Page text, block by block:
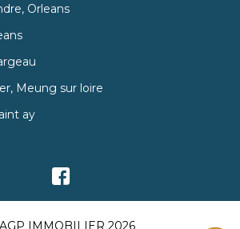
Orleans
Meung sur loire
ay
IMMOBILIER 2026